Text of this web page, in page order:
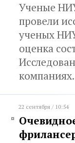
Ученые
провели
ученых
оценка
компаниях.
22 сентября / 10:54